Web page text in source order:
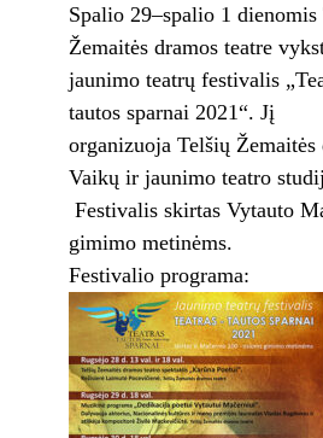
Spalio 29–spalio 1 dienomis
Žemaitės dramos teatre
jaunimo teatrų festivalis
tautos sparnai 2021“. Jį
organizuoja Telšių Žemaitės
Vaikų ir jaunimo teatro
Festivalis skirtas Vytauto
gimimo metinėms.
Festivalio programa: